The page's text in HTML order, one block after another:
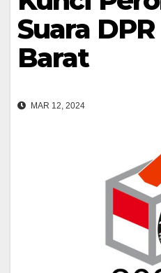
Suara
Barat
MAR 12, 2024